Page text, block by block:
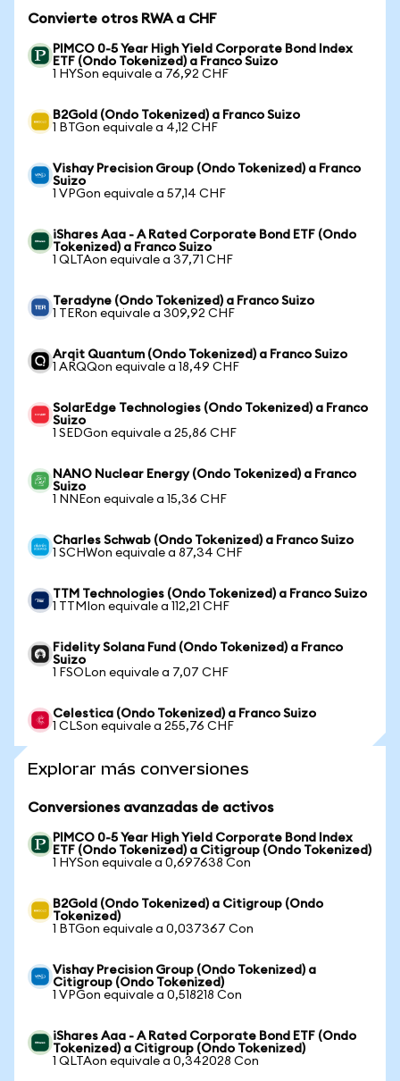
Convierte otros RWA a CHF
PIMCO 0-5 Year High Yield Corporate Bond Index
ETF (Ondo Tokenized) a Franco Suizo
1 HYSon equivale a 76,92 CHF
B2Gold (Ondo Tokenized) a Franco Suizo
1 BTGon equivale a 4,12 CHF
Vishay Precision Group (Ondo Tokenized) a Franco
Suizo
1 VPGon equivale a 57,14 CHF
iShares Aaa - A Rated Corporate Bond ETF (Ondo
Tokenized) a Franco Suizo
1 QLTAon equivale a 37,71 CHF
Teradyne (Ondo Tokenized) a Franco Suizo
1 TERon equivale a 309,92 CHF
Arqit Quantum (Ondo Tokenized) a Franco Suizo
1 ARQQon equivale a 18,49 CHF
SolarEdge Technologies (Ondo Tokenized) a Franco
Suizo
1 SEDGon equivale a 25,86 CHF
NANO Nuclear Energy (Ondo Tokenized) a Franco
Suizo
1 NNEon equivale a 15,36 CHF
Charles Schwab (Ondo Tokenized) a Franco Suizo
1 SCHWon equivale a 87,34 CHF
TTM Technologies (Ondo Tokenized) a Franco Suizo
1 TTMIon equivale a 112,21 CHF
Fidelity Solana Fund (Ondo Tokenized) a Franco
Suizo
1 FSOLon equivale a 7,07 CHF
Celestica (Ondo Tokenized) a Franco Suizo
1 CLSon equivale a 255,76 CHF
Explorar más conversiones
Conversiones avanzadas de activos
PIMCO 0-5 Year High Yield Corporate Bond Index
ETF (Ondo Tokenized) a Citigroup (Ondo Tokenized)
1 HYSon equivale a 0,697638 Con
B2Gold (Ondo Tokenized) a Citigroup (Ondo
Tokenized)
1 BTGon equivale a 0,037367 Con
Vishay Precision Group (Ondo Tokenized) a
Citigroup (Ondo Tokenized)
1 VPGon equivale a 0,518218 Con
iShares Aaa - A Rated Corporate Bond ETF (Ondo
Tokenized) a Citigroup (Ondo Tokenized)
1 QLTAon equivale a 0,342028 Con